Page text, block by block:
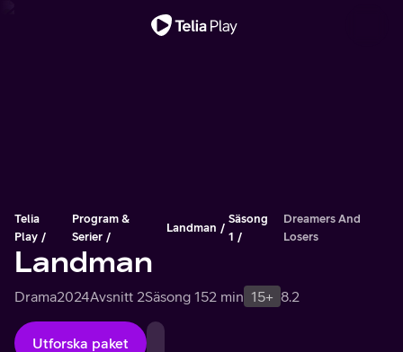
Telia
Play
Program &
Serier
Landman
Säsong
1
Dreamers And
Losers
Landman
Drama2024Avsnitt 2Säsong 152 min 15+ 8.2
Utforska paket